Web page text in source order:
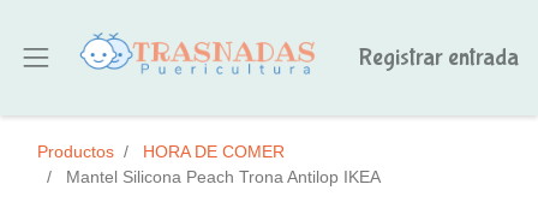
Registrar entrada
Productos
HORA DE COMER
Mantel Silicona Peach Trona Antilop IKEA